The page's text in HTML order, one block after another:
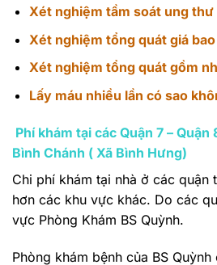
Xét nghiệm tầm soát ung
Xét nghiệm tổng quát giá
Xét nghiệm tổng quát gồm
Lấy máu nhiều lần có sao
Phí khám tại các Quận 7 – Quận
Bình Chánh ( Xã Bình Hưng)
Chi phí khám tại nhà ở các quận
hơn các khu vực khác. Do các
vực Phòng Khám BS Quỳnh.
Phòng khám bệnh của BS